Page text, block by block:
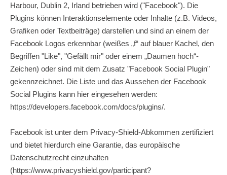
Harbour, Dublin 2, Irland betrieben wird ("Facebook"). Die
Plugins können Interaktionselemente oder Inhalte (z.B. Videos,
Grafiken oder Textbeiträge) darstellen und sind an einem der
Facebook Logos erkennbar (weißes „f“ auf blauer Kachel, den
Begriffen "Like", "Gefällt mir" oder einem „Daumen hoch“-
Zeichen) oder sind mit dem Zusatz "Facebook Social Plugin"
gekennzeichnet. Die Liste und das Aussehen der Facebook
Social Plugins kann hier eingesehen werden:
https://developers.facebook.com/docs/plugins/.
Facebook ist unter dem Privacy-Shield-Abkommen zertifiziert
und bietet hierdurch eine Garantie, das europäische
Datenschutzrecht einzuhalten
(https://www.privacyshield.gov/participant?